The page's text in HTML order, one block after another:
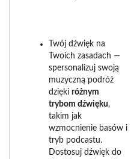
Twój dźwięk na
Twoich zasadach —
spersonalizuj swoją
muzyczną podróż
dzięki różnym
trybom dźwięku,
takim jak
wzmocnienie basów i
tryb podcastu.
Dostosuj dźwięk do